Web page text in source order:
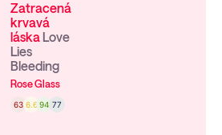
Zatracená
krvavá
láska Love
Lies
Bleeding
Rose Glass
63 6.6 94 77